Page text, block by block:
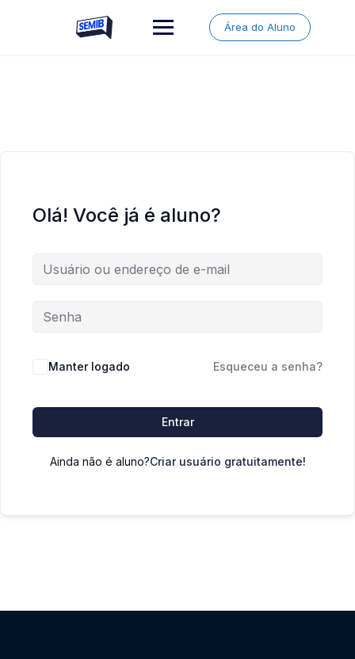
Área do Aluno
Olá! Você já é aluno?
Manter logado Esqueceu a senha?
Entrar
Ainda não é aluno?Criar usuário gratuitamente!